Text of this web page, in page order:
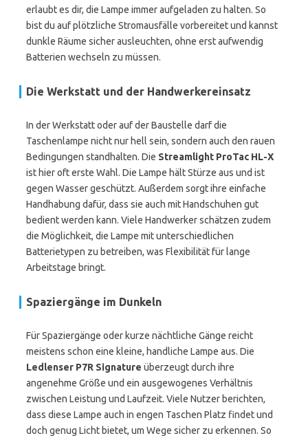
erlaubt es dir, die Lampe immer aufgeladen zu halten. So
bist du auf plötzliche Stromausfälle vorbereitet und kannst
dunkle Räume sicher ausleuchten, ohne erst aufwendig
Batterien wechseln zu müssen.
Die Werkstatt und der Handwerkereinsatz
In der Werkstatt oder auf der Baustelle darf die
Taschenlampe nicht nur hell sein, sondern auch den rauen
Bedingungen standhalten. Die Streamlight ProTac HL-X
ist hier oft erste Wahl. Die Lampe hält Stürze aus und ist
gegen Wasser geschützt. Außerdem sorgt ihre einfache
Handhabung dafür, dass sie auch mit Handschuhen gut
bedient werden kann. Viele Handwerker schätzen zudem
die Möglichkeit, die Lampe mit unterschiedlichen
Batterietypen zu betreiben, was Flexibilität für lange
Arbeitstage bringt.
Spaziergänge im Dunkeln
Für Spaziergänge oder kurze nächtliche Gänge reicht
meistens schon eine kleine, handliche Lampe aus. Die
Ledlenser P7R Signature überzeugt durch ihre
angenehme Größe und ein ausgewogenes Verhältnis
zwischen Leistung und Laufzeit. Viele Nutzer berichten,
dass diese Lampe auch in engen Taschen Platz findet und
doch genug Licht bietet, um Wege sicher zu erkennen. So